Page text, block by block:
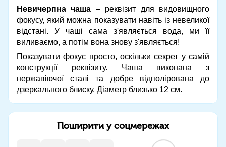
Невичерпна чаша – реквізит для видовищного
фокусу, який можна показувати навіть із невеликої
відстані. У чаші сама з'являється вода, ми її
виливаємо, а потім вона знову з'являється!
Показувати фокус просто, оскільки секрет у самій
конструкції реквізиту. Чаша виконана з
нержавіючої сталі та добре відполірована до
дзеркального блиску. Діаметр близько 12 см.
Поширити у соцмережах